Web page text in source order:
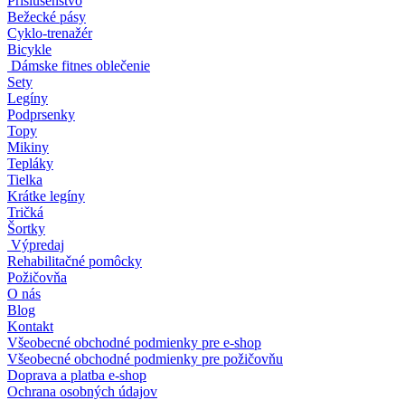
Bežecké pásy
Cyklo-trenažér
Bicykle
Dámske fitnes oblečenie
Sety
Legíny
Podprsenky
Topy
Mikiny
Tepláky
Tielka
Krátke legíny
Tričká
Šortky
Výpredaj
Rehabilitačné pomôcky
Požičovňa
O nás
Blog
Kontakt
Všeobecné obchodné podmienky pre e-shop
Všeobecné obchodné podmienky pre požičovňu
Doprava a platba e-shop
Ochrana osobných údajov